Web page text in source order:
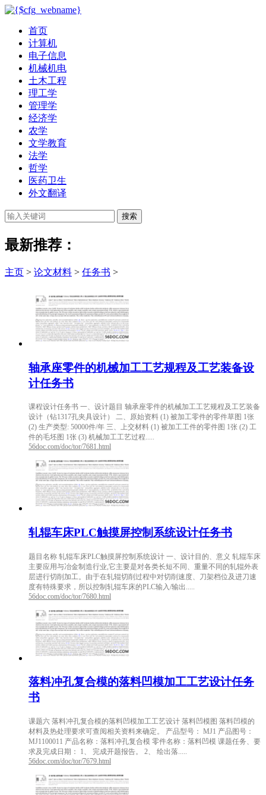
首页
计算机
电子信息
机械机电
土木工程
理工学
管理学
经济学
农学
文学教育
法学
哲学
医药卫生
外文翻译
搜索
最新推荐：
主页 > 论文材料 > 任务书 >
轴承座零件的机械加工工艺规程及工艺装备设
计任务书
课程设计任务书 一、设计题目 轴承座零件的机械加工工艺规程及工艺装备
设计（钻1317孔夹具设计） 二、原始资料 (1) 被加工零件的零件草图 1张
(2) 生产类型: 50000件/年 三、上交材料 (1) 被加工工件的零件图 1张 (2) 工
件的毛坯图 1张 (3) 机械加工工艺过程.....
56doc.com/doc/tor/7681.html
轧辊车床PLC触摸屏控制系统设计任务书
题目名称 轧辊车床PLC触摸屏控制系统设计 一、设计目的、意义 轧辊车床
主要应用与冶金制造行业,它主要是对各类长短不同、重量不同的轧辊外表
层进行切削加工。由于在轧辊切削过程中对切削速度、刀架档位及进刀速
度有特殊要求，所以控制轧辊车床的PLC输入/输出.....
56doc.com/doc/tor/7680.html
落料冲孔复合模的落料凹模加工工艺设计任务
书
课题六 落料冲孔复合模的落料凹模加工工艺设计 落料凹模图 落料凹模的
材料及热处理要求可查阅相关资料来确定。 产品型号： MJ1 产品图号：
MJ1100011 产品名称：落料冲孔复合模 零件名称：落料凹模 课题任务、要
求及完成日期： 1、 完成开题报告。 2、 绘出落.....
56doc.com/doc/tor/7679.html